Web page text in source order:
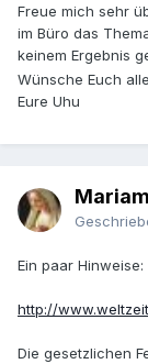
Freue mich sehr
im Büro das
keinem Ergebnis
Wünsche Euch
Eure Uhu
Ein paar Hinweise:
http://
Die gesetzlichen